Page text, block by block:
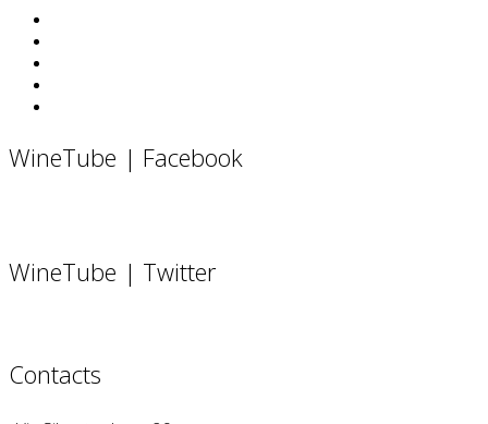
WineTube | Facebook
WineTube | Twitter
Contacts